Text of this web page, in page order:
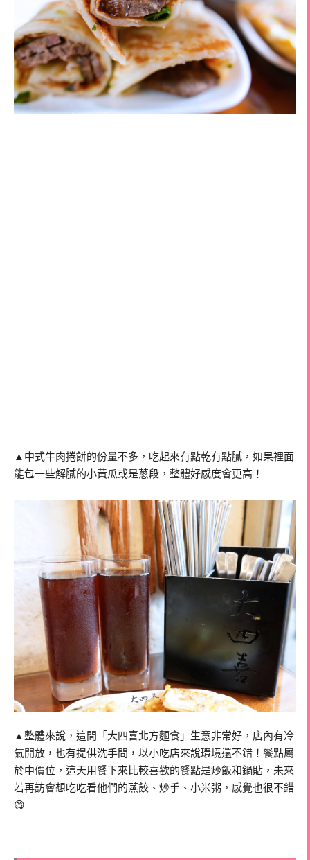
▲中式牛肉捲餅的份量不多，吃起來有點乾有點膩，如果裡面
能包一些解膩的小黃瓜或是蔥段，整體好感度會更高！
▲整體來說，這間「大四喜北方麵食」生意非常好，店內有冷
氣開放，也有提供洗手間，以小吃店來說環境還不錯！餐點屬
於中價位，這天用餐下來比較喜歡的餐點是炒飯和鍋貼，未來
若再訪會想吃吃看他們的蒸餃、炒手、小米粥，感覺也很不錯
😋